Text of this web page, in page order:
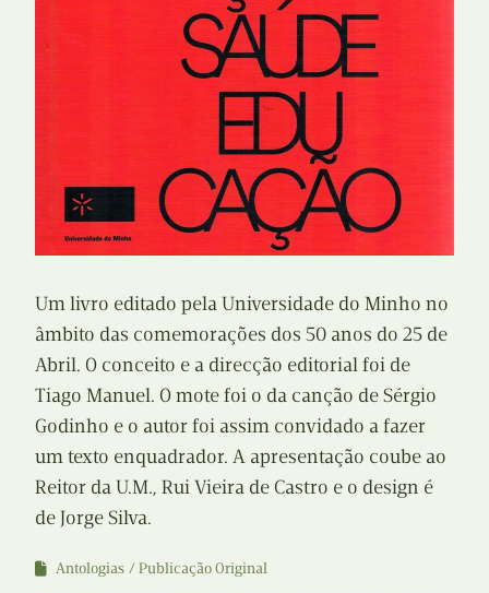
Um livro editado pela Universidade do Minho no
âmbito das comemorações dos 50 anos do 25 de
Abril. O conceito e a direcção editorial foi de
Tiago Manuel. O mote foi o da canção de Sérgio
Godinho e o autor foi assim convidado a fazer
um texto enquadrador. A apresentação coube ao
Reitor da U.M., Rui Vieira de Castro e o design é
de Jorge Silva.
Antologias
Publicação Original